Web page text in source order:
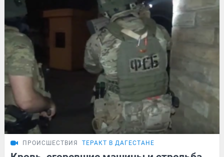
ПРОИСШЕСТВИЯ ТЕРАКТ В ДАГЕСТАНЕ